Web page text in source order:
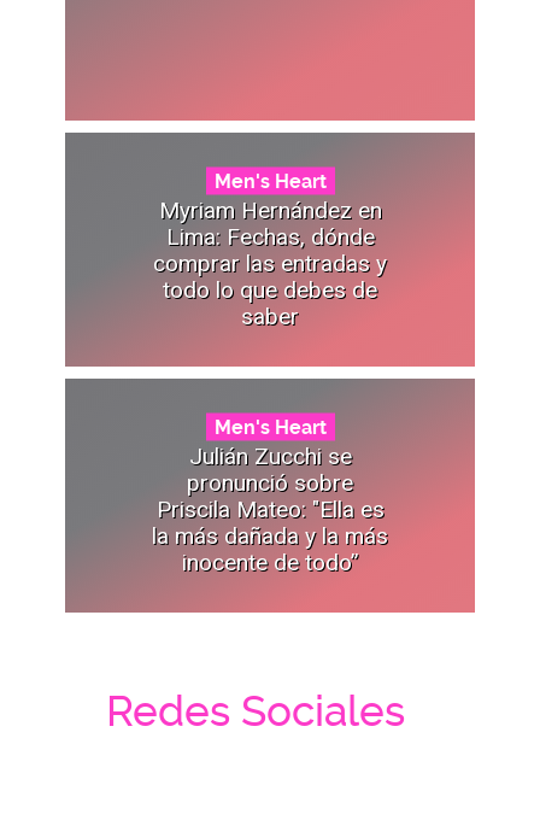
Men's Heart
Myriam Hernández en
Lima: Fechas, dónde
comprar las entradas y
todo lo que debes de
saber
Men's Heart
Julián Zucchi se
pronunció sobre
Priscila Mateo: "Ella es
la más dañada y la más
inocente de todo”
Redes Sociales